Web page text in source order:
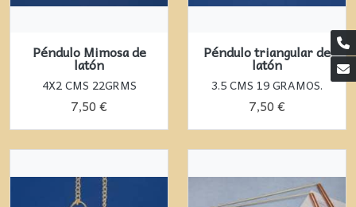
Péndulo Mimosa de
latón
4X2 CMS 22GRMS
7,50 €
Péndulo triangular de
latón
3.5 CMS 19 GRAMOS.
7,50 €